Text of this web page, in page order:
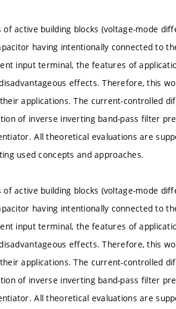
of active building blocks (voltage-mode
having intentionally connected to
input terminal, the features of
effects. Therefore, this
applications. The current-controlled
of inverse inverting band-pass filter
All theoretical evaluations are
used concepts and approaches.
of active building blocks (voltage-mode
having intentionally connected to
input terminal, the features of
effects. Therefore, this
applications. The current-controlled
of inverse inverting band-pass filter
All theoretical evaluations are